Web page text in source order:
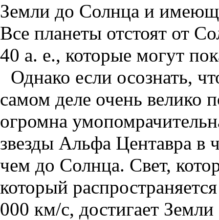
Земли до Солнца и
Все планеты отстоят от
40 а. е., которые могут
Однако если осознать,
самом деле очень велико
огромна
звезды Альфа Центавра в
чем до Солнца. Свет,
который
000 км/с, достигает Земли